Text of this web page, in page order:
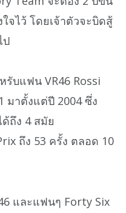
จไว้ โดยเจ้าตัวจะบิดสู้
ป
รับแฟน VR46 Rossi
มาตั้งแต่ปี 2004 ซึ่ง
ถึง 4 สมัย
ถึง 53 ครั้ง ตลอด 10
และแฟนๆ Forty Six